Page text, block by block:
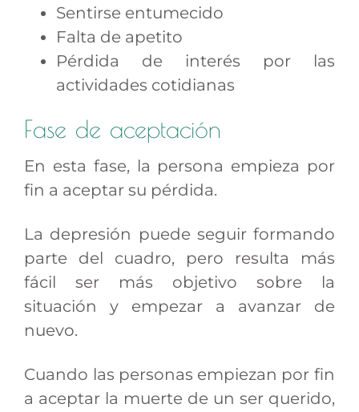
Sentirse entumecido
Falta de apetito
Pérdida de interés por las
actividades cotidianas
Fase de aceptación
En esta fase, la persona empieza por
fin a aceptar su pérdida.
La depresión puede seguir formando
parte del cuadro, pero resulta más
fácil ser más objetivo sobre la
situación y empezar a avanzar de
nuevo.
Cuando las personas empiezan por fin
a aceptar la muerte de un ser querido,